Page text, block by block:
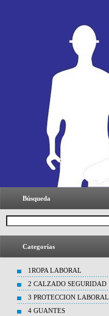
Búsqueda
Categorías
1ROPA LABORAL
2 CALZADO SEGURIDAD
3 PROTECCION LABORAL
4 GUANTES